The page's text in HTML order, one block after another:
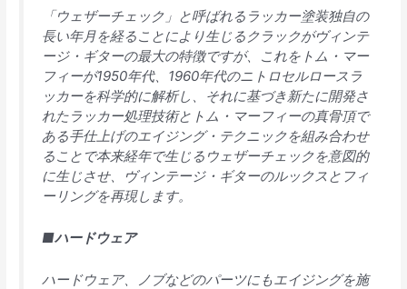
「ウェザーチェック」と呼ばれるラッカー塗装独自の
長い年月を経ることにより生じるクラックがヴィンテ
ージ・ギターの最大の特徴ですが、これをトム・マー
フィーが1950年代、1960年代のニトロセルロースラ
ッカーを科学的に解析し、それに基づき新たに開発さ
れたラッカー処理技術とトム・マーフィーの真骨頂で
ある手仕上げのエイジング・テクニックを組み合わせ
ることで本来経年で生じるウェザーチェックを意図的
に生じさせ、ヴィンテージ・ギターのルックスとフィ
ーリングを再現します。
■ハードウェア
ハードウェア、ノブなどのパーツにもエイジングを施